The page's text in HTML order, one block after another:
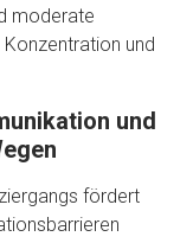
moderate
und
und
fördert